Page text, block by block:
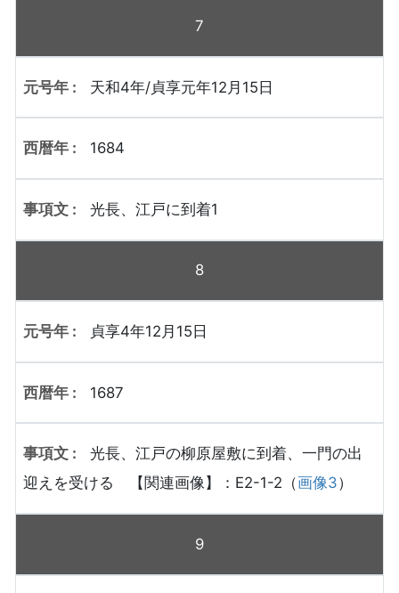
7
天和4年/貞享元年12月15日
1684
光長、江戸に到着1
8
貞享4年12月15日
1687
光長、江戸の柳原屋敷に到着、一門の出
迎えを受ける 【関連画像】：E2-1-2（画像3）
9